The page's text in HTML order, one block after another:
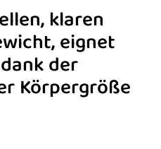
klaren
eignet
der
Körpergröße